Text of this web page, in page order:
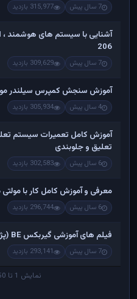
7 سال پیش 315,977 بازدید
206
7 سال پیش 309,629 بازدید
آموزش سنجش کمپرس سیلندر
4 سال پیش 305,934 بازدید
آموزش کامل تعمیرات سیستم
تعلیق و جلوبندی
6 سال پیش 302,583 بازدید
معرفی و آموزش کامل کار با مولتی
6 سال پیش 296,744 بازدید
فیلم های آموزشی گیربکس BE (پژو 405 ، پارس ، سمند ، دنا)
7 سال پیش 293,141 بازدید
نمایش 1 تا 50 از 621 ردیف